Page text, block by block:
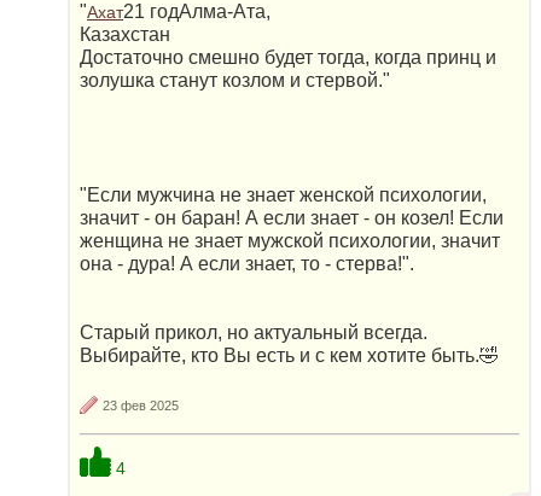
"Ахат21 годАлма-Ата,
Казахстан
Достаточно смешно будет тогда, когда принц и
золушка станут козлом и стервой."
"Если мужчина не знает женской психологии,
значит - он баран! А если знает - он козел! Если
женщина не знает мужской психологии, значит
она - дура! А если знает, то - стерва!".
Старый прикол, но актуальный всегда.
Выбирайте, кто Вы есть и с кем хотите быть.🤣
23 фев 2025
4